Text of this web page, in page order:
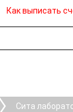
Как выписать
Сита